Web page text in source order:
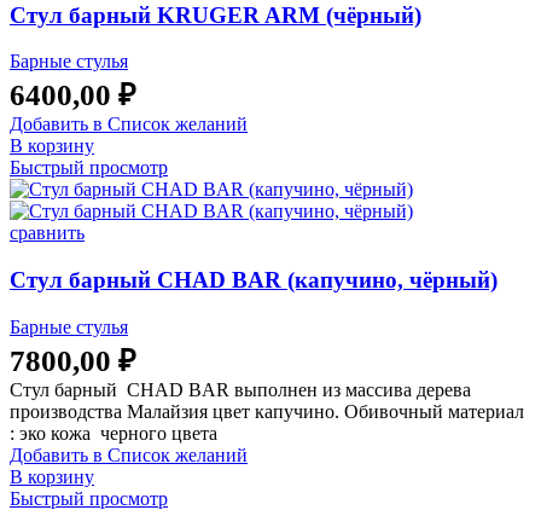
Стул барный KRUGER ARM (чёрный)
Барные стулья
6400,00 ₽
Добавить в Список желаний
В корзину
Быстрый просмотр
сравнить
Стул барный CHAD BAR (капучино, чёрный)
Барные стулья
7800,00 ₽
Стул барный CHAD BAR выполнен из массива дерева
производства Малайзия цвет капучино. Обивочный материал
: эко кожа черного цвета
Добавить в Список желаний
В корзину
Быстрый просмотр